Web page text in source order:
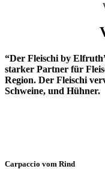
“Der Fleischi by
starker Partner für
Region. Der Fleischi
Schweine, und Hühner.
Carpaccio vom Rind